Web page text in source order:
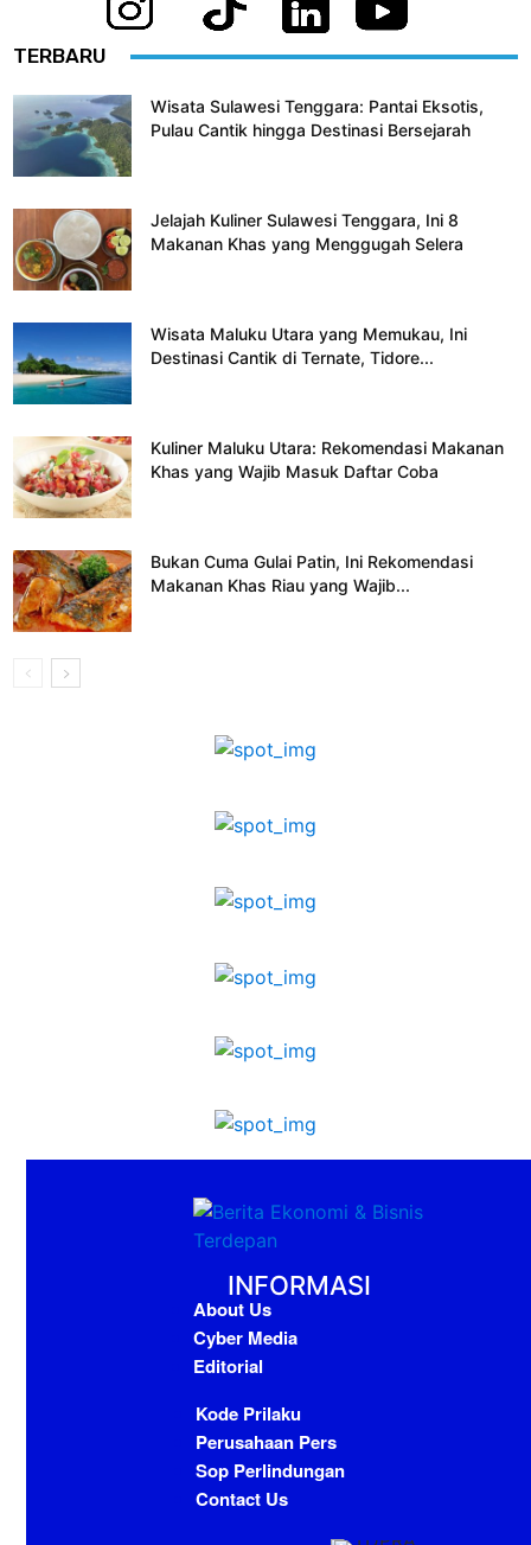
TERBARU
Wisata Sulawesi Tenggara: Pantai Eksotis,
Pulau Cantik hingga Destinasi Bersejarah
Jelajah Kuliner Sulawesi Tenggara, Ini 8
Makanan Khas yang Menggugah Selera
Wisata Maluku Utara yang Memukau, Ini
Destinasi Cantik di Ternate, Tidore...
Kuliner Maluku Utara: Rekomendasi Makanan
Khas yang Wajib Masuk Daftar Coba
Bukan Cuma Gulai Patin, Ini Rekomendasi
Makanan Khas Riau yang Wajib...
INFORMASI
About Us
Cyber Media
Editorial
Kode Prilaku
Perusahaan Pers
Sop Perlindungan
Contact Us